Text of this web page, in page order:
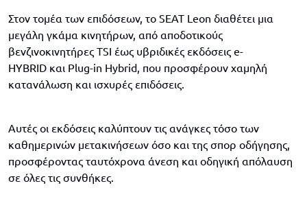
Στον τομέα των επιδόσεων, το SEAT Leon διαθέτει μια
μεγάλη γκάμα κινητήρων, από αποδοτικούς
βενζινοκινητήρες TSI έως υβριδικές εκδόσεις e-
HYBRID και Plug-in Hybrid, που προσφέρουν χαμηλή
κατανάλωση και ισχυρές επιδόσεις.
Αυτές οι εκδόσεις καλύπτουν τις ανάγκες τόσο των
καθημερινών μετακινήσεων όσο και της σπορ οδήγησης,
προσφέροντας ταυτόχρονα άνεση και οδηγική απόλαυση
σε όλες τις συνθήκες.